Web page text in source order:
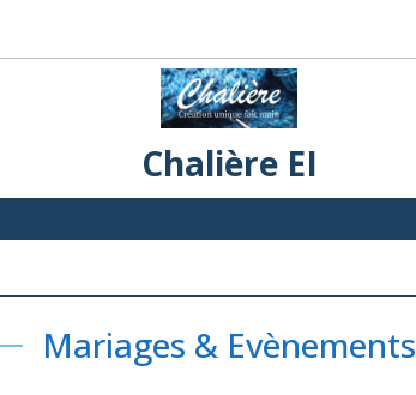
Chalière EI
Mariages & Evènements